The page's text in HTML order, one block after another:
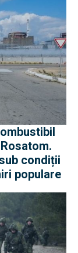
condiții
populare